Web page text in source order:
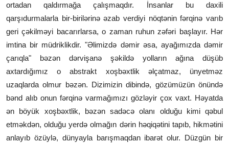
ortadan qaldırmağa çalışmaqdır. İnsanlar bu daxili
qarşıdurmalarla bir-birilərinə əzab verdiyi nöqtənin fərqinə varıb
geri çəkilməyi bacarırlarsa, o zaman ruhun zəfəri başlayır. Hər
imtina bir müdriklikdir. "Əlimizdə dəmir əsa, ayağımızda dəmir
çarıqla" bəzən dərvişanə şəkildə yolların ağına düşüb
axtardığımız o abstrakt xoşbəxtlik əlçatmaz, ünyetməz
uzaqlarda olmur bəzən. Dizimizin dibində, gözümüzün önündə
bənd alıb onun fərqinə varmağımızı gözləyir çox vaxt. Həyatda
ən böyük xoşbəxtlik, bəzən sadəcə olanı olduğu kimi qəbul
etməkdən, olduğu yerdə olmağın dərin həqiqətini tapıb, hikmətini
anlayıb özüylə, dünyayla barışmaqdan ibarət olur. Düzgün bir